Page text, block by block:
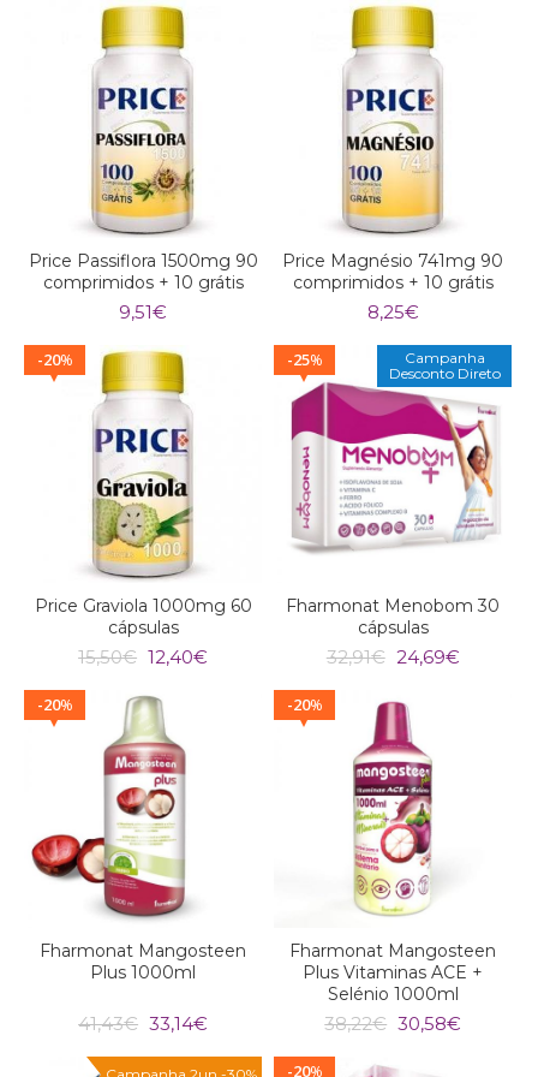
Price Passiflora 1500mg 90
comprimidos + 10 grátis
9,51€
Price Magnésio 741mg 90
comprimidos + 10 grátis
8,25€
%
20
Price Graviola 1000mg 60
cápsulas
15,50€ O
original
era:
15,50€.
12,40€
Campanha
Desconto Direto
%
25
Fharmonat Menobom 30
cápsulas
32,91€ O
era:
32,91€.
24,69€O
%
20
Fharmonat Mangosteen
Plus 1000ml
41,43€ O
original
33,14€
atual
%
20
Fharmonat Mangosteen
Plus Vitaminas ACE +
Selénio 1000ml
38,22€ O
30,58€
%
20